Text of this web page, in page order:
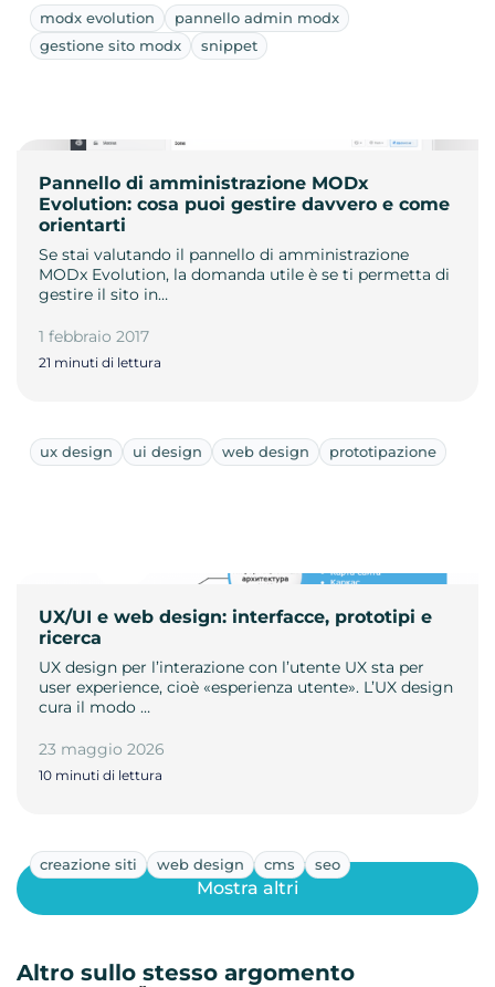
modx evolution
pannello admin modx
gestione sito modx
snippet
Pannello di amministrazione MODx
Evolution: cosa puoi gestire davvero e come
orientarti
Se stai valutando il pannello di amministrazione
MODx Evolution, la domanda utile è se ti permetta di
gestire il sito in…
1 febbraio 2017
21 minuti di lettura
ux design ui design web design prototipazione
UX/UI e web design: interfacce, prototipi e
ricerca
UX design per l’interazione con l’utente UX sta per
user experience, cioè «esperienza utente». L’UX design
cura il modo …
23 maggio 2026
10 minuti di lettura
creazione siti web design cms seo
Mostra altri
Altro sullo stesso argomento